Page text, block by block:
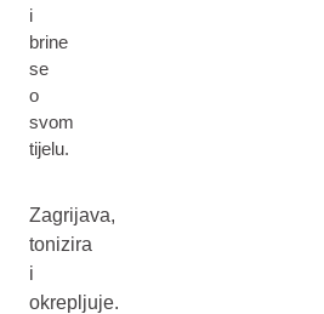
i
brine
se
o
svom
tijelu.
Zagrijava,
tonizira
i
okrepljuje.